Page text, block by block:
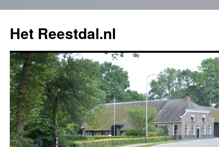
Het Reestdal.nl